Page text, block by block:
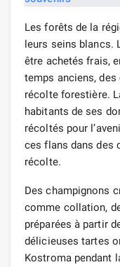
Les forêts de la
leurs seins blancs.
être achetés frais,
temps anciens,
récolte forestière.
habitants de ses
récoltés pour
ces flans dans des
récolte.
Des champignons
comme collation,
préparées à partir
délicieuses tartes
Kostroma pendant